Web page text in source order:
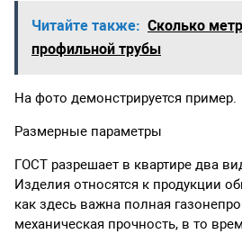
Читайте также: Сколько
профильной трубы
На фото демонстрируется пример.
Размерные параметры
ГОСТ разрешает в квартире два
Изделия относятся к продукции
как здесь важна полная
механическая прочность, в то